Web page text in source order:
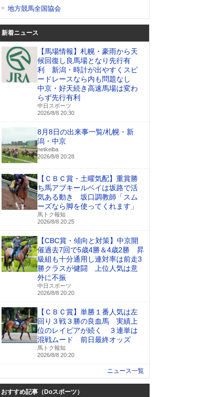
地方競馬全国協会
新着ニュース
【馬場情報】札幌・豪雨から天
候回復し良馬場となり先行有
利 新潟・時計が出やすくスピ
ードレースなら内も問題なし
中京・好天続き高速馬場は変わ
らず先行有利
中日スポーツ
2026/8/8 20:30
8月8日の出来事一覧/札幌・新
潟・中京
netkeiba
2026/8/8 20:28
【ＣＢＣ賞・土曜気配】重賞勝
ち馬アブキールベイは坂路で活
気ある動き 坂口調教師「スム
ーズなら脚を使ってくれます」
馬トク報知
2026/8/8 20:25
【CBC賞・傾向と対策】中京開
催過去7回で5歳4勝＆4歳2勝 昇
級組も十分通用し連対率は前走3
勝クラスが健闘 上位人気は意
外に不振
中日スポーツ
2026/8/8 20:20
【ＣＢＣ賞】単勝１番人気は左
回り３戦３勝の良血馬 実績上
位のレイピアが続く ３連単は
混戦ムード 前日最終オッズ
馬トク報知
2026/8/8 20:20
ニュース一覧
おすすめ記事（Doスポーツ）